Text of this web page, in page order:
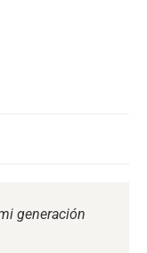
generación